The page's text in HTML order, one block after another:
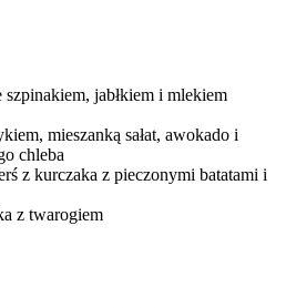
szpinakiem, jabłkiem i mlekiem
mieszanką sałat, awokado i
chleba
z kurczaka z pieczonymi batatami i
z twarogiem